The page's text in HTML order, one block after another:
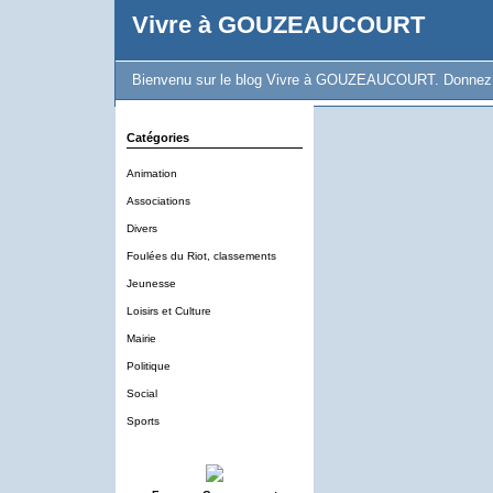
Vivre à GOUZEAUCOURT
Bienvenu sur le blog Vivre à GOUZEAUCOURT.
Catégories
Animation
Associations
Divers
Foulées du Riot, classements
Jeunesse
Loisirs et Culture
Mairie
Politique
Social
Sports